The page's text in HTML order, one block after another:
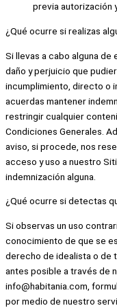
previa autorización
¿Qué ocurre si realizas
Si llevas a cabo alguna
daño y perjuicio que
incumplimiento, directo o
acuerdas mantener
restringir cualquier
Condiciones Generales.
aviso, si procede, nos
acceso y uso a nuestro
indemnización alguna.
¿Qué ocurre si detectas
Si observas un uso
conocimiento de que se
derecho de idealista o de
antes posible a través de
info@habitania.com,
por medio de nuestro